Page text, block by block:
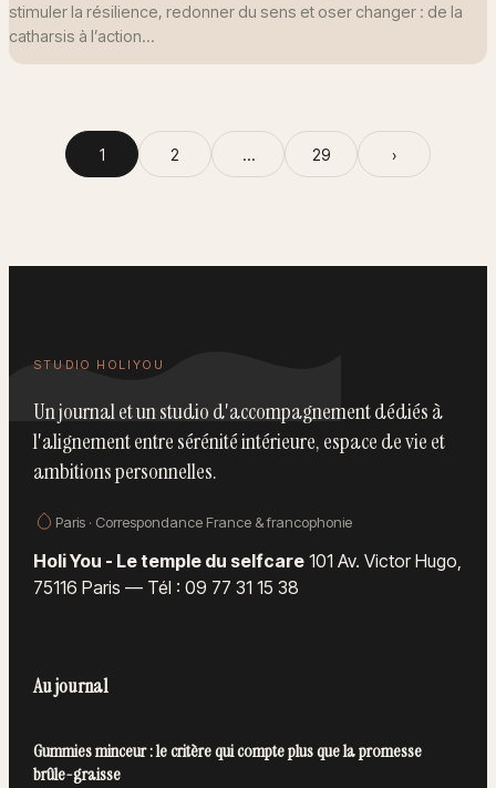
stimuler la résilience, redonner du sens et oser changer : de la
catharsis à l’action…
1 2 … 29 ›
STUDIO HOLIYOU
Un journal et un studio d'accompagnement dédiés à
l'alignement entre sérénité intérieure, espace de vie et
ambitions personnelles.
Paris · Correspondance France & francophonie
Holi You - Le temple du selfcare 101 Av. Victor Hugo,
75116 Paris — Tél : 09 77 31 15 38
Au journal
Gummies minceur : le critère qui compte plus que la promesse
brûle-graisse